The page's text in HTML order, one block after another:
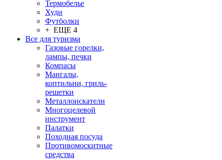
Термобелье
Худи
Футболки
+ ЕЩЕ 4
Все для туризма
Газовые горелки,
лампы, печки
Компасы
Мангалы,
коптильни, гриль-
решетки
Металлоискатели
Многоцелевой
инструмент
Палатки
Походная посуда
Противомоскитные
средства